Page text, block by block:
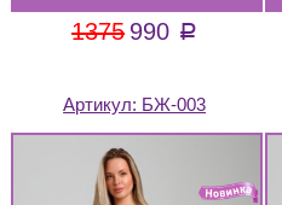
1375 990 a
Артикул: БЖ-003